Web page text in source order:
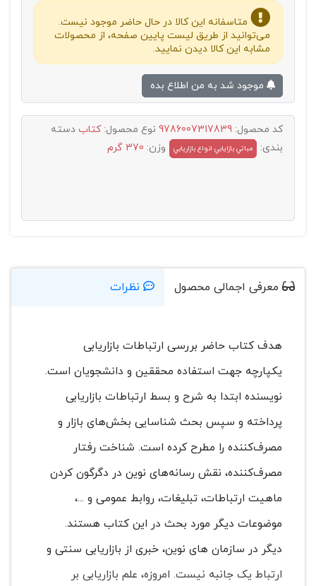
متاسفانه این کالا در حال حاضر موجود نیست.
می‌توانید از طریق لیست پایین صفحه، از محصولات
مشابه این کالا دیدن نمایید.
کد محصول: 9786007317839 نوع محصول:کتاب دسته
بندی:
مباتي بازايابي انواع بازاريابي وزن: 370 گرم
معرفی اجمالی محصول نظرات
هدف کتاب حاضر بررسی ارتباطات بازاریابی
یکپارچه جهت استفاده محققین و دانشجویان است.
نویسنده ابتدا به شرح و بسط ارتباطات بازاریابی
پرداخته و سپس بحث شناسایی بخش‌های بازار و
مصرف‌کننده را مطرح کرده است. شناخت رفتار
مصرف‌کننده، نقش رسانه‌های نوین در دگرگون کردن
ماهیت ارتباطات، تبلیغات، روابط عمومی و ...،
موضوعات دیگر مورد بحث در این کتاب هستند.
دیگر در سازمان های نوین، خبری از بازاریابی سنتی و
ارتباط یک جانبه نیست. امروزه، علم بازاریابی بر